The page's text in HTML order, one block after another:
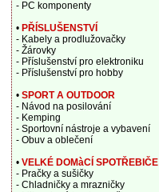
- PC komponenty
• PŘÍSLUŠENSTVÍ
- Kabely a prodlužovačky
- Žárovky
- Příslušenství pro elektroniku
- Příslušenství pro hobby
• SPORT A OUTDOOR
- Návod na posilování
- Kemping
- Sportovní nástroje a vybavení
- Obuv a oblečení
• VELKÉ DOMàCÍ SPOTŘEBIČE
- Pračky a sušičky
- Chladničky a mrazničky